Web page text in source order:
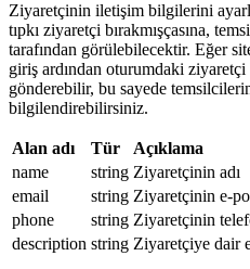
Ziyaretçinin iletişim bilgilerini
tıpkı ziyaretçi bırakmışçasına,
tarafından görülebilecektir. Eğer
giriş ardından oturumdaki
gönderebilir, bu sayede
bilgilendirebilirsiniz.
Alan adı Tür
Açıklama
name
string Ziyaretçinin adı
email
string Ziyaretçinin e-
phone
string Ziyaretçinin
description string Ziyaretçiye dair